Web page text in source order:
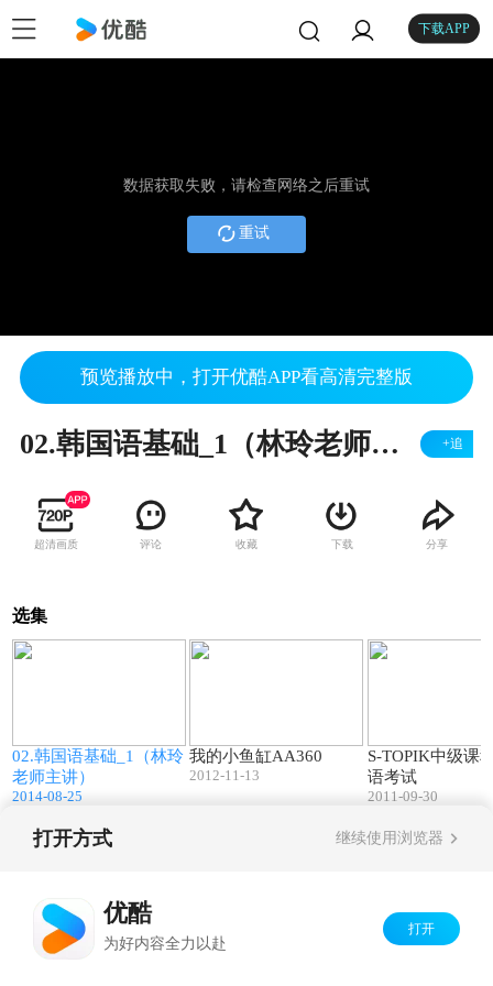
下载APP
数据获取失败，请检查网络之后重试
重试
预览播放中，打开优酷APP看高清完整版
02.韩国语基础_1（林玲老师主讲） +追
超清画质 评论 收藏 下载 分享
选集
02.韩国语基础_1（林玲
老师主讲）
2014-08-25
我的小鱼缸AA360
2012-11-13
S-TOPIK中级课
语考试
2011-09-30
打开方式 继续使用浏览器
优酷
为好内容全力以赴
打开